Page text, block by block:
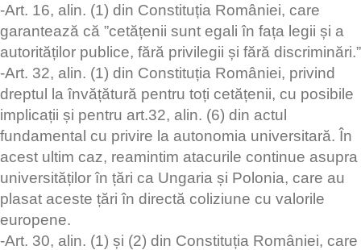
-Art. 16, alin. (1) din Constituția României, care
garantează că ”cetățenii sunt egali în fața legii și a
autorităților publice, fără privilegii și fără discriminări.”
-Art. 32, alin. (1) din Constituția României, privind
dreptul la învățătură pentru toți cetățenii, cu posibile
implicații și pentru art.32, alin. (6) din actul
fundamental cu privire la autonomia universitară. În
acest ultim caz, reamintim atacurile continue asupra
universităților în țări ca Ungaria și Polonia, care au
plasat aceste țări în directă coliziune cu valorile
europene.
-Art. 30, alin. (1) și (2) din Constituția României, care